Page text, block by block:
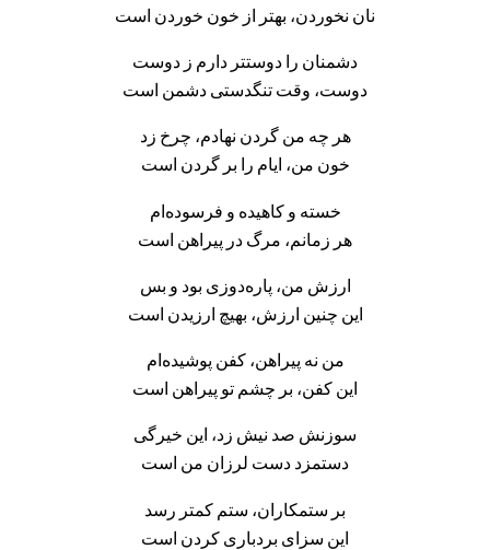
نان نخوردن، بهتر از خون خوردن است
دشمنان را دوستتر دارم ز دوست
دوست، وقت تنگدستی دشمن است
هر چه من گردن نهادم، چرخ زد
خون من، ایام را بر گردن است
خسته و کاهیده و فرسوده‌ام
هر زمانم، مرگ در پیراهن است
ارزش من، پاره‌دوزی بود و بس
این چنین ارزش، بهیچ ارزیدن است
من نه پیراهن، کفن پوشیده‌ام
این کفن، بر چشم تو پیراهن است
سوزنش صد نیش زد، این خیرگی
دستمزد دست لرزان من است
بر ستمکاران، ستم کمتر رسد
این سزای بردباری کردن است